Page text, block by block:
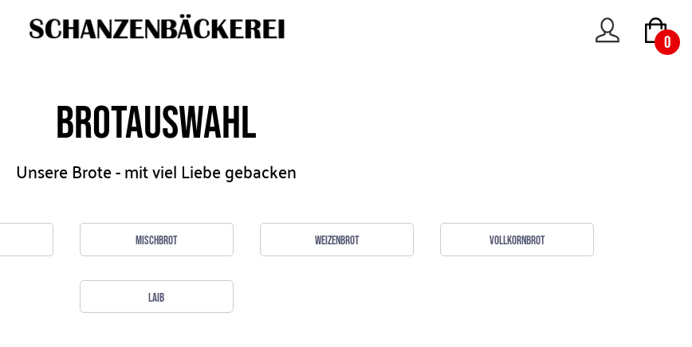
0
Brotauswahl
Unsere Brote - mit viel Liebe gebacken
Mischbrot Weizenbrot Vollkornbrot
Laib